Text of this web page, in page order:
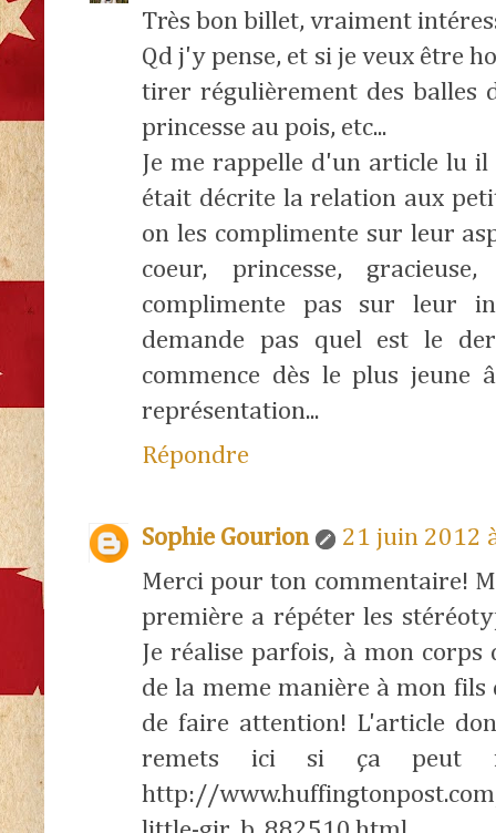
Très bon billet, vraiment
Qd j'y pense, et si je veux être
tirer régulièrement des balles
princesse au pois, etc...
Je me rappelle d'un article lu
était décrite la relation aux
on les complimente sur leur
coeur, princesse,
complimente pas sur leur
demande pas quel est le
commence dès le plus jeune
représentation...
Répondre
Sophie Gourion
21 juin 2012
Merci pour ton commentaire!
première a répéter les
Je réalise parfois, à mon
de la meme manière à mon
de faire attention! L'article
remets ici si ça peut
http://